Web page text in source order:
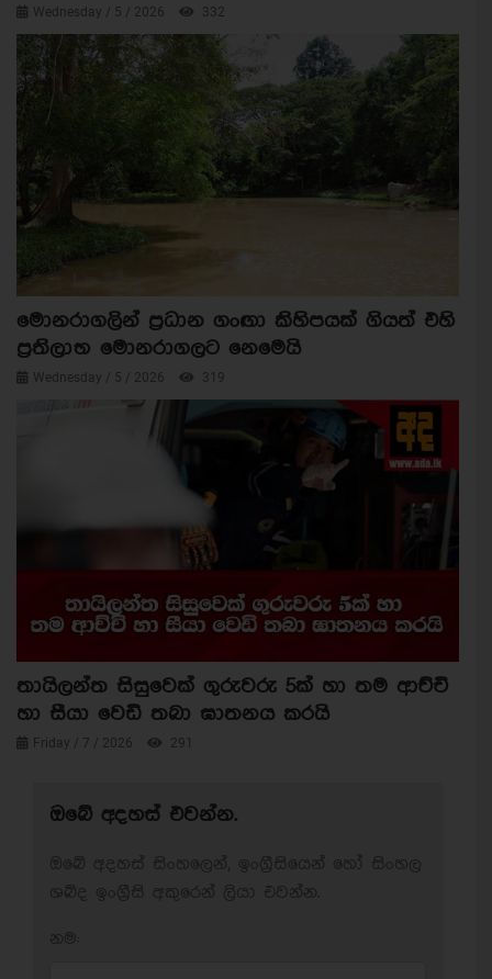
Wednesday / 5 / 2026 332
මොනරාගලින් ප්‍රධාන ගංඟා කිහිපයක් ගියත් එහි
ප්‍රතිලාභ මොනරාගලට නෙමෙයි
Wednesday / 5 / 2026 319
තායිලන්ත සිසුවෙක් ගුරුවරු 5ක් හා තම ආච්චි
හා සීයා වෙඩි තබා ඝාතනය කරයි
Friday / 7 / 2026 291
ඔබේ අදහස් එවන්න.